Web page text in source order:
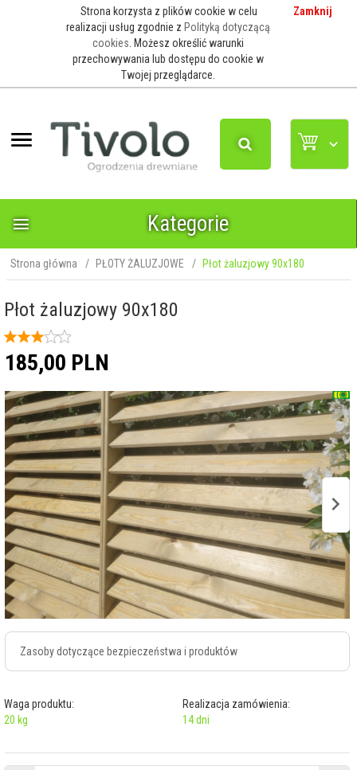
Strona korzysta z plików cookie w celu
realizacji usług zgodnie z Polityką dotyczącą
cookies. Możesz określić warunki
przechowywania lub dostępu do cookie w
Twojej przeglądarce.
Zamknij
Kategorie
Strona główna PŁOTY ŻALUZJOWE Płot żaluzjowy 90x180
Płot żaluzjowy 90x180
185,00 PLN
Zasoby dotyczące bezpieczeństwa i produktów
Waga produktu:
20 kg
Realizacja zamówienia:
14 dni